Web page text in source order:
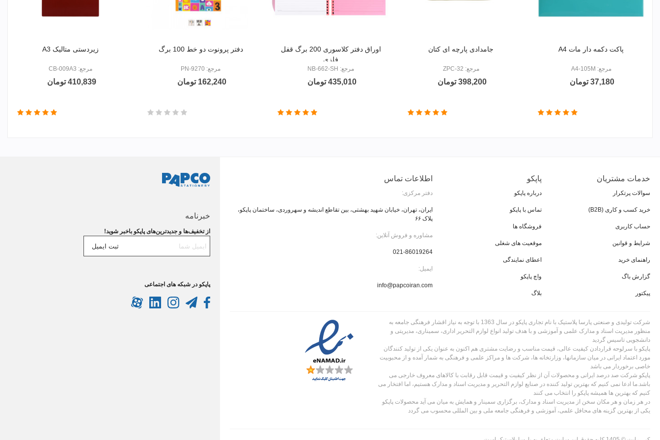
پاکت دکمه دار مات A4
مرجع: A4-105M
37,180 تومان
جامدادی پارچه ای کتان
مرجع: ZPC-32
398,200 تومان
اوراق دفتر کلاسوری 200 برگ قفل
فلزی
مرجع: NB-662-SH
435,010 تومان
دفتر پرونوت دو خط 100 برگ
مرجع: PN-9270
162,240 تومان
زیردستی متالیک A3
مرجع: CB-009A3
410,839 تومان
خدمات مشتریان
سوالات پرتکرار
خرید کسب و کاری (B2B)
حساب کاربری
شرایط و قوانین
راهنمای خرید
گزارش باگ
پیکتور
پاپکو
درباره پاپکو
تماس با پاپکو
فروشگاه ها
موقعیت های شغلی
اعطای نمایندگی
واچ پاپکو
بلاگ
اطلاعات تماس
دفتر مرکزی:
ایران، تهران، خیابان شهید بهشتی، بین تقاطع اندیشه و سهروردی، ساختمان پاپکو،
پلاک ۶۶
مشاوره و فروش آنلاین:
021-86019264
ایمیل:
info@papcoiran.com
شرکت تولیدی و صنعتی پارسا پلاستیک با نام تجاری پاپکو در سال 1363 با توجه به نیاز اقشار فرهنگی جامعه به
منظور مدیریت اسناد و مدارک علمی و آموزشی و با هدف تولید انواع لوازم التحریر اداری، سمیناری، مدیریتی و
دانشجویی تاسیس گردید
پاپکو با سرلوحه قراردادن کیفیت عالی، قیمت مناسب و رضایت مشتری هم اکنون به عنوان یکی از تولید کنندگان
مورد اعتماد ایرانی در میان سازمانها، وزارتخانه ها، شرکت ها و مراکز علمی و فرهنگی به شمار آمده و از محبوبیت
خاصی برخوردار می باشد
پاپکو شرکت صد درصد ایرانی و محصولات آن از نظر کیفیت و قیمت قابل رقابت با کالاهای معروف خارجی می
باشد.ما ادعا نمی کنیم که بهترین تولید کننده در صنایع لوازم التحریر و مدیریت اسناد و مدارک هستیم، اما افتخار می
کنیم که بهترین ها همیشه پاپکو را انتخاب می کنند
در هر زمان و هر مکان سخن از مدیریت اسناد و مدارک، برگزاری سمینار و همایش به میان می آید محصولات پاپکو
یکی از بهترین گزینه های محافل علمی، آموزشی و فرهنگی جامعه ملی و بین المللی محسوب می گردد
خبرنامه
از تخفیف‌ها و جدیدترین‌های پاپکو باخبر شوید!
ثبت ایمیل
پاپکو در شبکه های اجتماعی